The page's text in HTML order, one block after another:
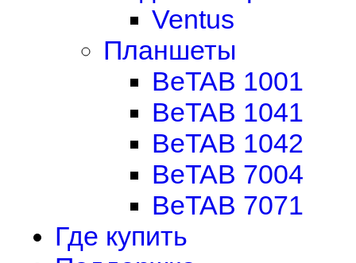
Ventus
Планшеты
BeTAB 1001
BeTAB 1041
BeTAB 1042
BeTAB 7004
BeTAB 7071
Где купить